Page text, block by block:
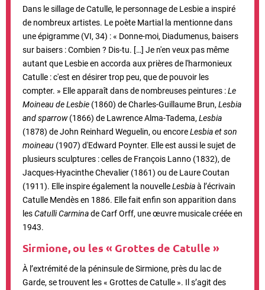
Dans le sillage de Catulle, le personnage de Lesbie a inspiré
de nombreux artistes. Le poète Martial la mentionne dans
une épigramme (VI, 34) : « Donne-moi, Diadumenus, baisers
sur baisers : Combien ? Dis-tu. […] Je n'en veux pas même
autant que Lesbie en accorda aux prières de l'harmonieux
Catulle : c'est en désirer trop peu, que de pouvoir les
compter. » Elle apparaît dans de nombreuses peintures :Le
Moineau de Lesbie (1860) de Charles-Guillaume Brun, Lesbia
and sparrow(1866) de Lawrence Alma-Tadema, Lesbia
(1878) de John Reinhard Weguelin, ou encoreLesbia et son
moineau (1907) d'Edward Poynter. Elle est aussi le sujet de
plusieurs sculptures : celles de François Lanno (1832), de
Jacques-Hyacinthe Chevalier (1861) ou de Laure Coutan
(1911). Elle inspire également la nouvelleLesbiaà l’écrivain
Catulle Mendès en 1886. Elle fait enfin son apparition dans
lesCatulli Carminade Carf Orff, une œuvre musicale créée en
1943.
Sirmione, ou les « Grottes de Catulle »
À l’extrémité de la péninsule de Sirmione, près du lac de
Garde, se trouvent les « Grottes de Catulle ». Il s’agit des